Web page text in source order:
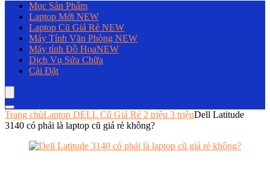
Mục Sản Phẩm
Laptop Mới NEW
Laptop Cũ Giá Rẻ NEW
Máy Tính Văn Phòng NEW
Máy tính Đồ HọaNEW
Dịch Vụ Sửa Chữa
Cài Đặt
Trang chủLaptop DELL Cũ Giá Rẻ 2 triệu 3 triệuDell Latitude
3140 có phải là laptop cũ giá rẻ không?